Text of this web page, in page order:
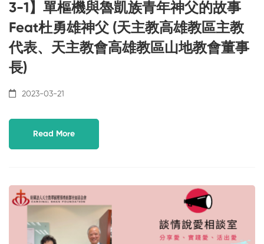
3-1】單樞機與魯凱族青年神父的故事
Feat杜勇雄神父 (天主教高雄教區主教
代表、天主教會高雄教區山地教會董事
長)
2023-03-21
Read More